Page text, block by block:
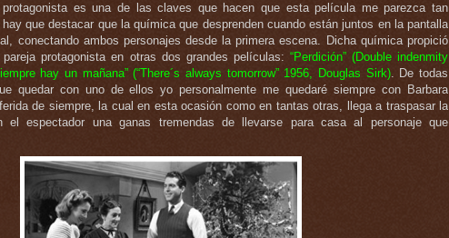
es una de las claves que hacen que esta película me parezca tan
que destacar que la química que desprenden cuando están juntos en la pantalla
conectando ambos personajes desde la primera escena. Dicha química propició
protagonista en otras dos grandes películas: “Perdición” (Double indenmity
hay un mañana” (“There´s always tomorrow” 1956, Douglas Sirk). De todas
quedar con uno de ellos yo personalmente me quedaré siempre con Barbara
de siempre, la cual en esta ocasión como en tantas otras, llega a traspasar la
el espectador una ganas tremendas de llevarse para casa al personaje que